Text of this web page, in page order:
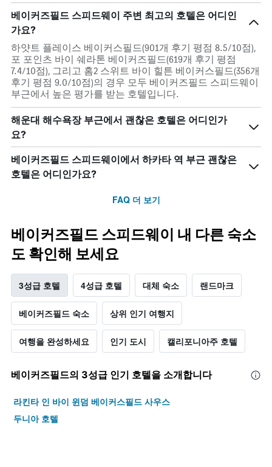
요
금
을
표
시
하
는
1
개
의
Y
축
이
있
습
니
베이커즈필드 스피드웨이 주변 최고의 호텔은 어디인
가요?
하얏트 플레이스 베이커스필드(901개 후기 평점 8.5/10점),
포 포인츠 바이 쉐라톤 베이커즈필드(619개 후기 평점
7.4/10점), 그리고 홈2 스위트 바이 힐튼 베이커스필드(356개
후기 평점 9.0/10점)의 경우 모두 베이커즈필드 스피드웨이
부근에서 높은 평가를 받는 호텔입니다.
해운대 해수욕장 부근에서 괜찮은 호텔은 어디인가
요?
베이커즈필드 스피드웨이에서 하카타 역 부근 괜찮은
호텔은 어디인가요?
FAQ 더 보기
베이커즈필드 스피드웨이 내 다른 숙소
도 확인해 보세요
3성급 호텔 4성급 호텔 대체 숙소 랜드마크
베이커즈필드 숙소 상위 인기 여행지
여행을 완성하세요 인기 도시 캘리포니아주 호텔
베이커즈필드​의 3​성급 인기 호텔을 소개합니다
라킨타 인 바이 윈덤 베이커스필드 사우스
두니아 호텔